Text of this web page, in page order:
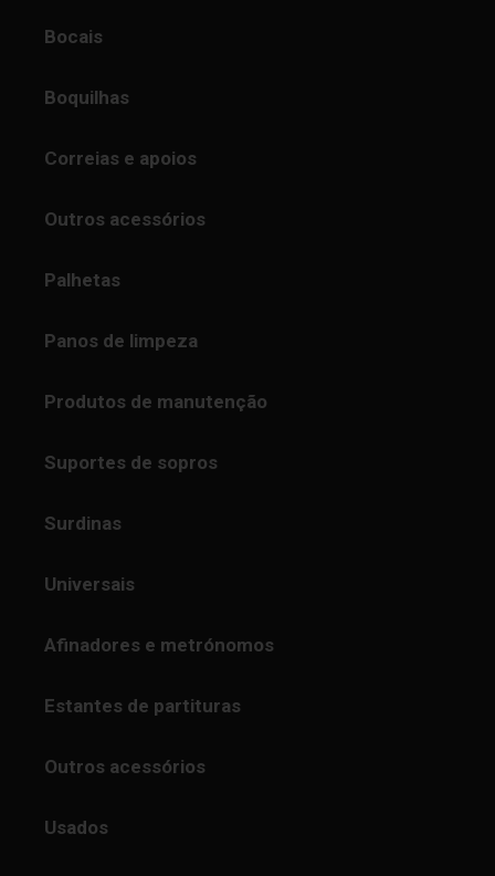
Bocais
Boquilhas
Correias e apoios
Outros acessórios
Palhetas
Panos de limpeza
Produtos de manutenção
Suportes de sopros
Surdinas
Universais
Afinadores e metrónomos
Estantes de partituras
Outros acessórios
Usados